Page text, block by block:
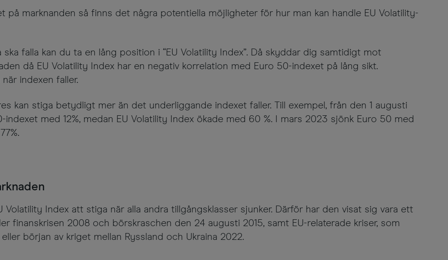
på marknanden så finns det några potentiella möjligheter för hur man kan handle EU Volatility-
falla kan du ta en lång position i “EU Volatility Index”. Då skyddar dig samtidigt mot
då EU Volatility Index har en negativ korrelation med Euro 50-indexet på lång sikt.
indexen faller.
kan stiga betydligt mer än det underliggande indexet faller. Till exempel, från den 1 augusti
med 12%, medan EU Volatility Index ökade med 60 %. I mars 2023 sjönk Euro 50 med
Volatility Index att stiga när alla andra tillgångsklasser sjunker. Därför har den visat sig vara ett
finanskrisen 2008 och börskraschen den 24 augusti 2015, samt EU-relaterade kriser, som
början av kriget mellan Ryssland och Ukraina 2022.